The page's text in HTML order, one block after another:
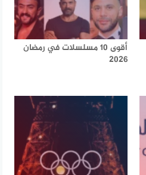
أقوى 10 مسلسلات في رمضان
2026